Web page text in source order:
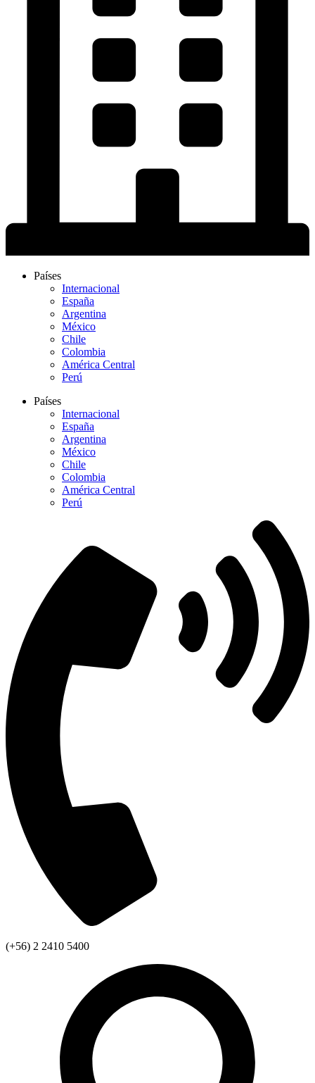
Países
Internacional
España
Argentina
México
Chile
Colombia
América Central
Perú
Países
Internacional
España
Argentina
México
Chile
Colombia
América Central
Perú
(+56) 2 2410 5400